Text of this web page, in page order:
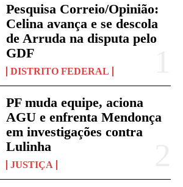
Pesquisa Correio/Opinião:
Celina avança e se descola
de Arruda na disputa pelo
GDF
DISTRITO FEDERAL
PF muda equipe, aciona
AGU e enfrenta Mendonça
em investigações contra
Lulinha
JUSTIÇA